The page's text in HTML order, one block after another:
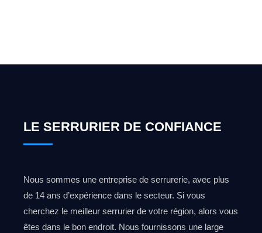
LE SERRURIER DE CONFIANCE
Nous sommes une entreprise de serrurerie, avec plus
de 14 ans d’expérience dans le secteur. Si vous
cherchez le meilleur serrurier de votre région, alors vous
êtes dans le bon endroit. Nous fournissons une large